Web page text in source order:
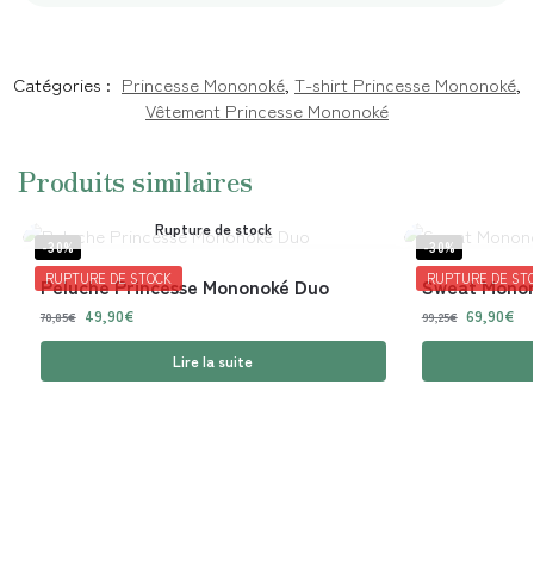
Catégories : Princesse Mononoké, T-shirt Princesse Mononoké,
Vêtement Princesse Mononoké
Produits similaires
-30%
RUPTURE DE STOCK
Rupture de stock
Peluche Princesse Mononoké Duo
70,85€ 49,90€
Lire la suite
-30%
RUPTURE DE
Sweat
99,25€ 69,90€